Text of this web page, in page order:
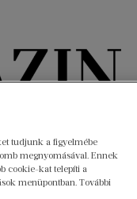
HÍREK Libri Portré
tudjunk a figyelmébe
megnyomásával. Ennek
cookie-kat telepíti a
menüpontban. További